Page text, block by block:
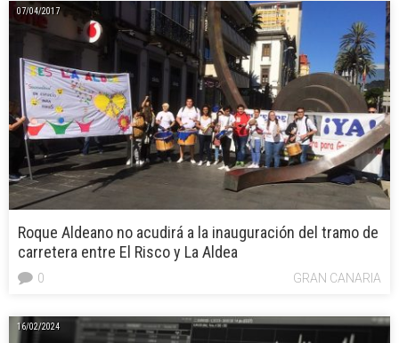
07/04/2017
Roque Aldeano no acudirá a la inauguración del tramo de
carretera entre El Risco y La Aldea
GRAN CANARIA
0
16/02/2024